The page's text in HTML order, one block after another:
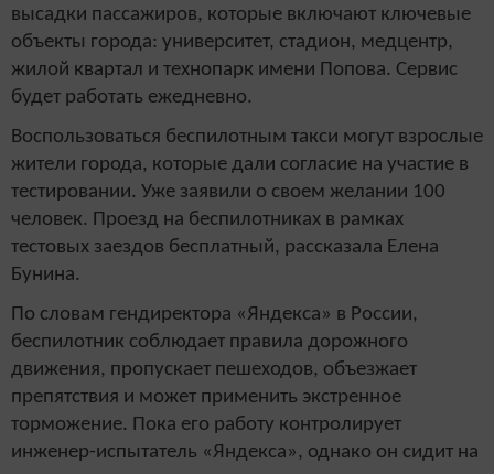
высадки пассажиров, которые включают ключевые
объекты города: университет, стадион, медцентр,
жилой квартал и технопарк имени Попова. Сервис
будет работать ежедневно.
Воспользоваться беспилотным такси могут взрослые
жители города, которые дали согласие на участие в
тестировании. Уже заявили о своем желании 100
человек. Проезд на беспилотниках в рамках
тестовых заездов бесплатный, рассказала Елена
Бунина.
По словам гендиректора «Яндекса» в России,
беспилотник соблюдает правила дорожного
движения, пропускает пешеходов, объезжает
препятствия и может применить экстренное
торможение. Пока его работу контролирует
инженер-испытатель «Яндекса», однако он сидит на